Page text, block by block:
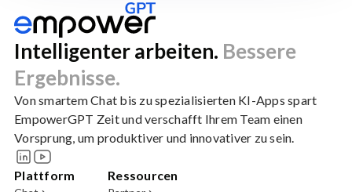
Intelligenter arbeiten. Bessere
Ergebnisse.
Von smartem Chat bis zu spezialisierten KI-Apps spart
EmpowerGPT Zeit und verschafft Ihrem Team einen
Vorsprung, um produktiver und innovativer zu sein.
Plattform Ressourcen